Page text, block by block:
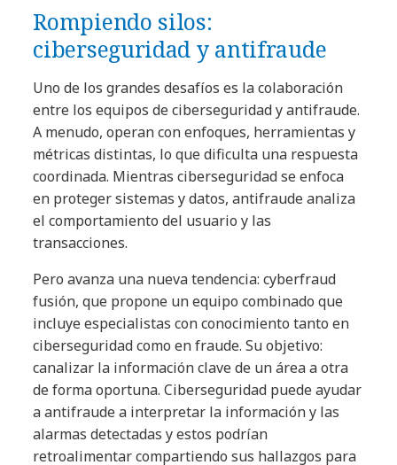
Rompiendo silos:
ciberseguridad y antifraude
Uno de los grandes desafíos es la colaboración
entre los equipos de ciberseguridad y antifraude.
A menudo, operan con enfoques, herramientas y
métricas distintas, lo que dificulta una respuesta
coordinada. Mientras ciberseguridad se enfoca
en proteger sistemas y datos, antifraude analiza
el comportamiento del usuario y las
transacciones.
Pero avanza una nueva tendencia: cyberfraud
fusión, que propone un equipo combinado que
incluye especialistas con conocimiento tanto en
ciberseguridad como en fraude. Su objetivo:
canalizar la información clave de un área a otra
de forma oportuna. Ciberseguridad puede ayudar
a antifraude a interpretar la información y las
alarmas detectadas y estos podrían
retroalimentar compartiendo sus hallazgos para